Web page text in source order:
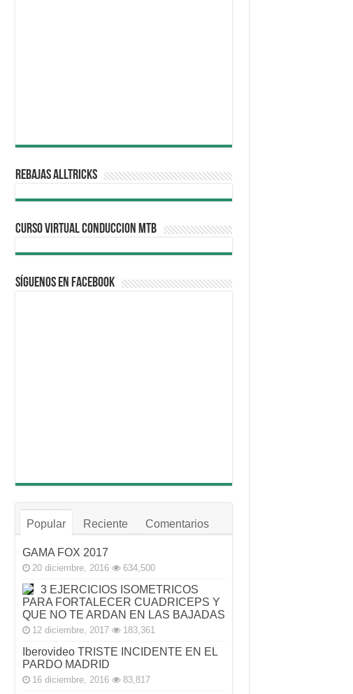
REBAJAS ALLTRICKS
CURSO VIRTUAL CONDUCCION MTB
Síguenos en Facebook
Popular Reciente Comentarios
GAMA FOX 2017
20 diciembre, 2016 634,500
3 EJERCICIOS ISOMETRICOS
PARA FORTALECER CUADRICEPS Y
QUE NO TE ARDAN EN LAS BAJADAS
12 diciembre, 2017 183,361
Iberovideo TRISTE INCIDENTE EN EL
PARDO MADRID
16 diciembre, 2016 83,817